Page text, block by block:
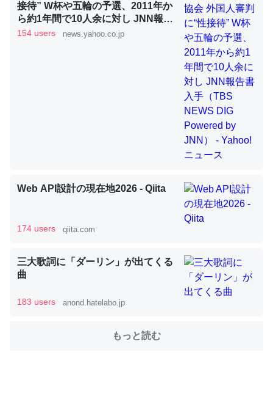
論文では「淡水はカルシウムも酸素も不足してて両方に不
利だから両方が拮抗してるのでは」とあって面白い。海に
いる鋏角類（カブトガニ・ウミグモ）はカルシウムを使わ
ずキチンを強化してる筈だが、酵素が違うのか？
─ニュース :: 【研究発表】昆虫学の大問題＝「昆虫はなぜ海にいな
ジになったり努力してるし。
ウチもEchoを実家に置いて４年。でたまに覗いてる。ぼ
位置情報を共有してる。電池残量や充電中かが分かるので
接待” W杯や五輪の予選、2011年か
ら約1年間で10人余に対し JNN報告
書入手（TBS NEWS DIG Powered
154 users news.yahoo.co.jp
Web API設計の現在地2026 - Qiita
174 users qiita.com
三大歌詞に「ダーリン」が出てくる
曲
183 users anond.hatelabo.jp
もっと読む